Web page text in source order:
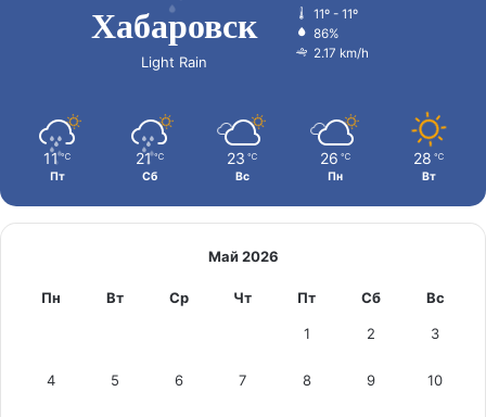
Хабаровск
Light Rain
11º - 11º
86%
2.17 km/h
11 ℃
Пт
21 ℃
Сб
23 ℃
Вс
26 ℃
Пн
28 ℃
Вт
Май 2026
Пн Вт Ср Чт Пт Сб Вс
1 2 3
4 5 6 7 8 9 10